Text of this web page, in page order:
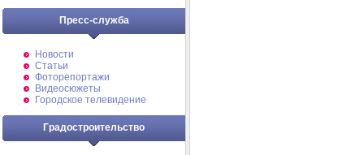
Пресс-служба
Новости
Статьи
Фоторепортажи
Видеосюжеты
Городское телевидение
Градостроительство